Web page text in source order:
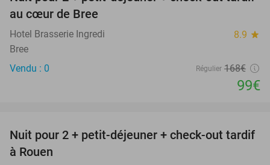
NEW
TODAY
au cœur de Bree
Hotel Brasserie Ingredi 8.9 star
Bree
Vendu : 0
Régulier 168€
99€
37%
Nuit pour 2 + petit-déjeuner + check-out tardif
à Rouen